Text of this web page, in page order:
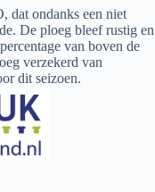
dat ondanks een niet
De ploeg bleef rustig en
van boven de
verzekerd van
dit seizoen.